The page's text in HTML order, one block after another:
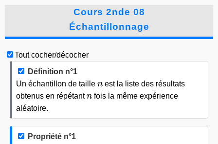
Cours 2nde 08
Échantillonnage
Tout cocher/décocher
Définition n°1
Un échantillon de taille n
n est la liste des résultats
obtenus en répétantn
n fois la même expérience
aléatoire.
Propriété n°1